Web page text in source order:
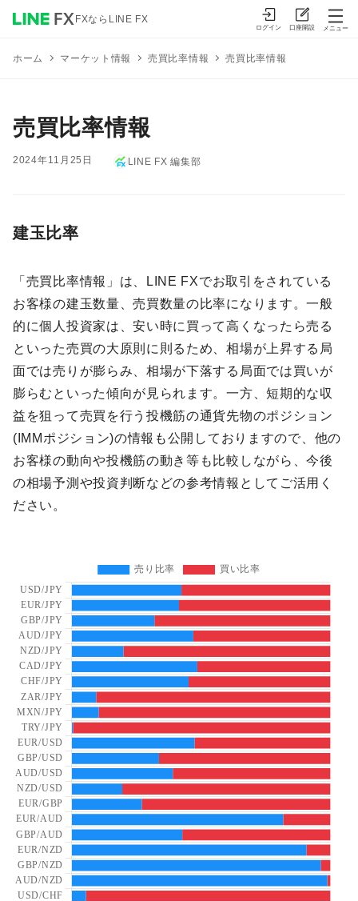
ホーム マーケット情報 売買比率情報 売買比率情報
売買比率情報
2024年11月25日 LINE FX 編集部
建玉比率
「売買比率情報」は、LINE FXでお取引をされている
お客様の建玉数量、売買数量の比率になります。一般
的に個人投資家は、安い時に買って高くなったら売る
といった売買の大原則に則るため、相場が上昇する局
面では売りが膨らみ、相場が下落する局面では買いが
膨らむといった傾向が見られます。一方、短期的な収
益を狙って売買を行う投機筋の通貨先物のポジション
(IMMポジション)の情報も公開しておりますので、他の
お客様の動向や投機筋の動き等も比較しながら、今後
の相場予測や投資判断などの参考情報としてご活用く
ださい。
FXならLINE FX
ログイン 口座開設 メニュー